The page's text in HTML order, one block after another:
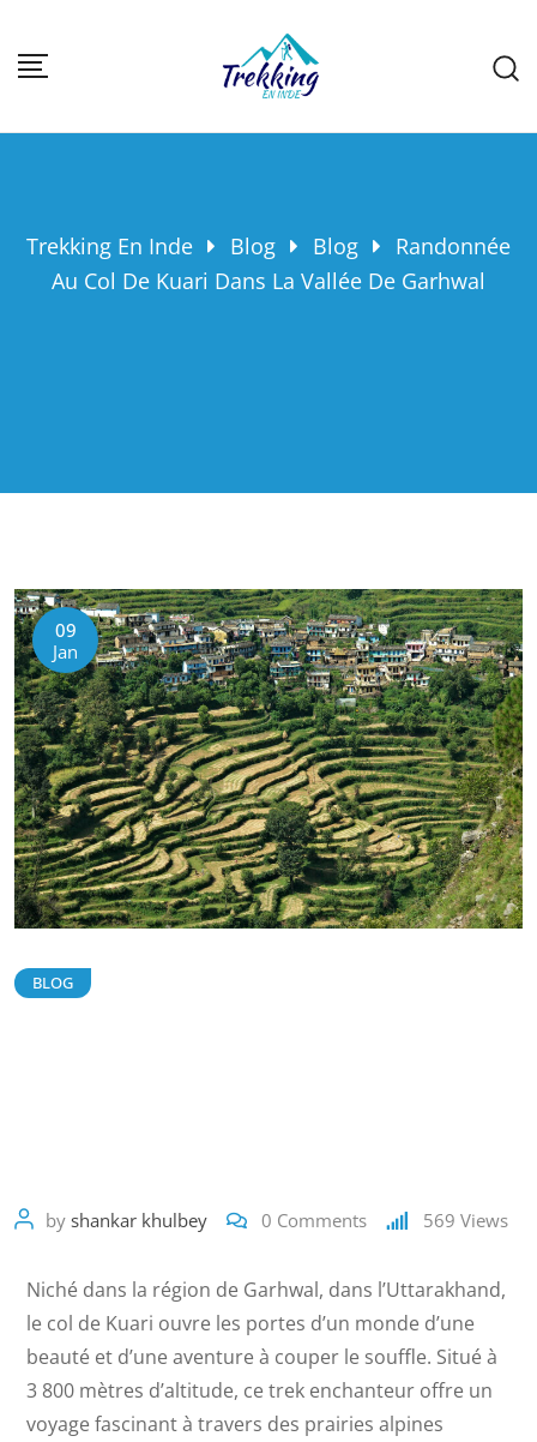
Trekking En Inde Blog Blog
Randonnée
Au Col De Kuari Dans La Vallée De Garhwal
09
Jan
BLOG
by shankar khulbey 0 Comments 569 Views
Niché dans la région de Garhwal, dans l’Uttarakhand,
le col de Kuari ouvre les portes d’un monde d’une
beauté et d’une aventure à couper le souffle. Situé à
3 800 mètres d’altitude, ce trek enchanteur offre un
voyage fascinant à travers des prairies alpines